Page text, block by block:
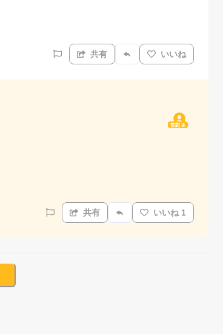
共有 いいね
質問主
共有 いいね 1